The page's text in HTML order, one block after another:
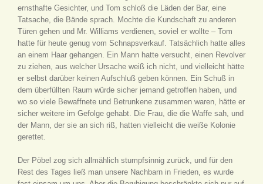
ernsthafte Gesichter, und Tom schloß die Läden der Bar, eine
Tatsache, die Bände sprach. Mochte die Kundschaft zu anderen
Türen gehen und Mr. Williams verdienen, soviel er wollte – Tom
hatte für heute genug vom Schnapsverkauf. Tatsächlich hatte alles
an einem Haar gehangen. Ein Mann hatte versucht, einen Revolver
zu ziehen, aus welcher Ursache weiß ich nicht, und vielleicht hätte
er selbst darüber keinen Aufschluß geben können. Ein Schuß in
dem überfüllten Raum würde sicher jemand getroffen haben, und
wo so viele Bewaffnete und Betrunkene zusammen waren, hätte er
sicher weitere im Gefolge gehabt. Die Frau, die die Waffe sah, und
der Mann, der sie an sich riß, hatten vielleicht die weiße Kolonie
gerettet.
Der Pöbel zog sich allmählich stumpfsinnig zurück, und für den
Rest des Tages ließ man unsere Nachbarn in Frieden, es wurde